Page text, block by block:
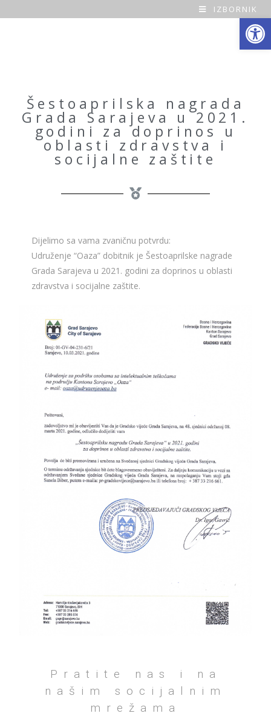
Open toolbar
O
H
IZBORNIK
Šestoaprilska nagrada
Grada Sarajeva u 2021.
godini za doprinos u
oblasti zdravstva i
socijalne zaštite
Dijelimo sa vama zvaničnu potvrdu:
Udruženje “Oaza” dobitnik je Šestoaprilske nagrade
Grada Sarajeva u 2021. godini za doprinos u oblasti
zdravstva i socijalne zaštite.
Pratite nas i na
našim socijalnim
mrežama